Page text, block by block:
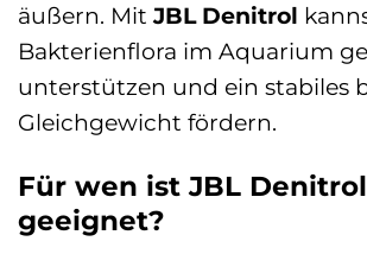
äußern. MitJBL Denitrol
Bakterienflora im Aquarium
unterstützen und ein stabiles
Gleichgewicht fördern.
Für wen ist JBL Denitrol
geeignet?